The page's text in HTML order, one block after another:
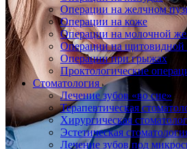
Операции на желчном
Операции на коже
Операции на молочной
Операции на щитовидной
Операции при грыжах
Проктологические
Стоматология
Лечение зубов «во сне»
Терапевтическая
Хирургическая
Эстетическая
Лечение зубов под